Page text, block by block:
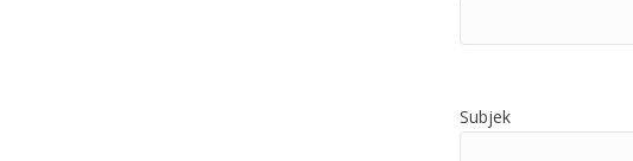
Subjek